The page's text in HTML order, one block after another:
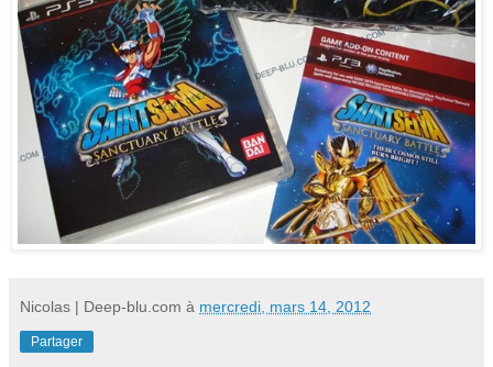
Nicolas | Deep-blu.com à mercredi, mars 14, 2012
Partager